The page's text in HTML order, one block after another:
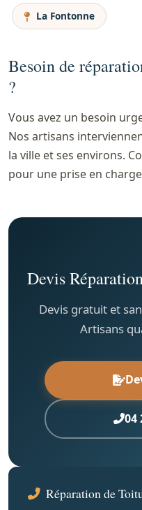
La Fontonne
Besoin de
?
Vous avez un besoin
Nos artisans
la ville et ses environs.
pour une prise en
Devis
Devis gratuit et
Artisans
04
Réparation de